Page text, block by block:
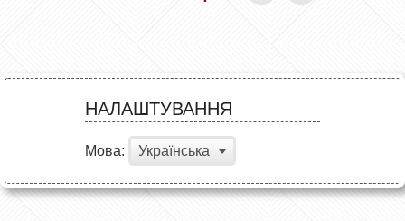
НАЛАШТУВАННЯ
Мова: Українська